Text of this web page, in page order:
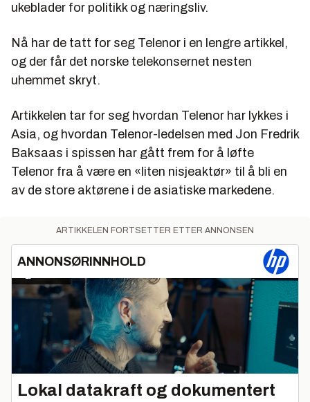
ukeblader for politikk og næringsliv.
Nå har de tatt for seg Telenor i en lengre artikkel,
og der får det norske telekonsernet nesten
uhemmet skryt.
Artikkelen tar for seg hvordan Telenor har lykkes i
Asia, og hvordan Telenor-ledelsen med Jon Fredrik
Baksaas i spissen har gått frem for å løfte
Telenor fra å være en «liten nisjeaktør» til å bli en
av de store aktørene i de asiatiske markedene.
ARTIKKELEN FORTSETTER ETTER ANNONSEN
ANNONSØRINNHOLD
Lokal datakraft og dokumentert